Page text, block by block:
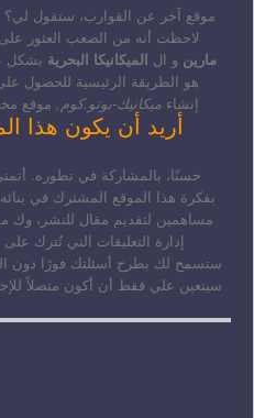
موقع آخر عن القوارب، ستقول لي؟
لاحظت أنه من الصعب العثور
مارين و ال الميكانيكا البحرية بشكل
هو الطريقة الرئيسية للحصول
إنشاء ميكانيك-بوتو.كوم, موقع
أريد أن يكون هذا
حسنًا، بالمشاركة في تطوره.
بفكرة هذا الموقع المشترك في
مساهمين لتقديم مقال للنشر، وك
إدارة التعليقات التي تُترك
ستسمح لك بطرح أسئلتك فورًا دون
سيتعين علي فقط أن أكون متصلاً